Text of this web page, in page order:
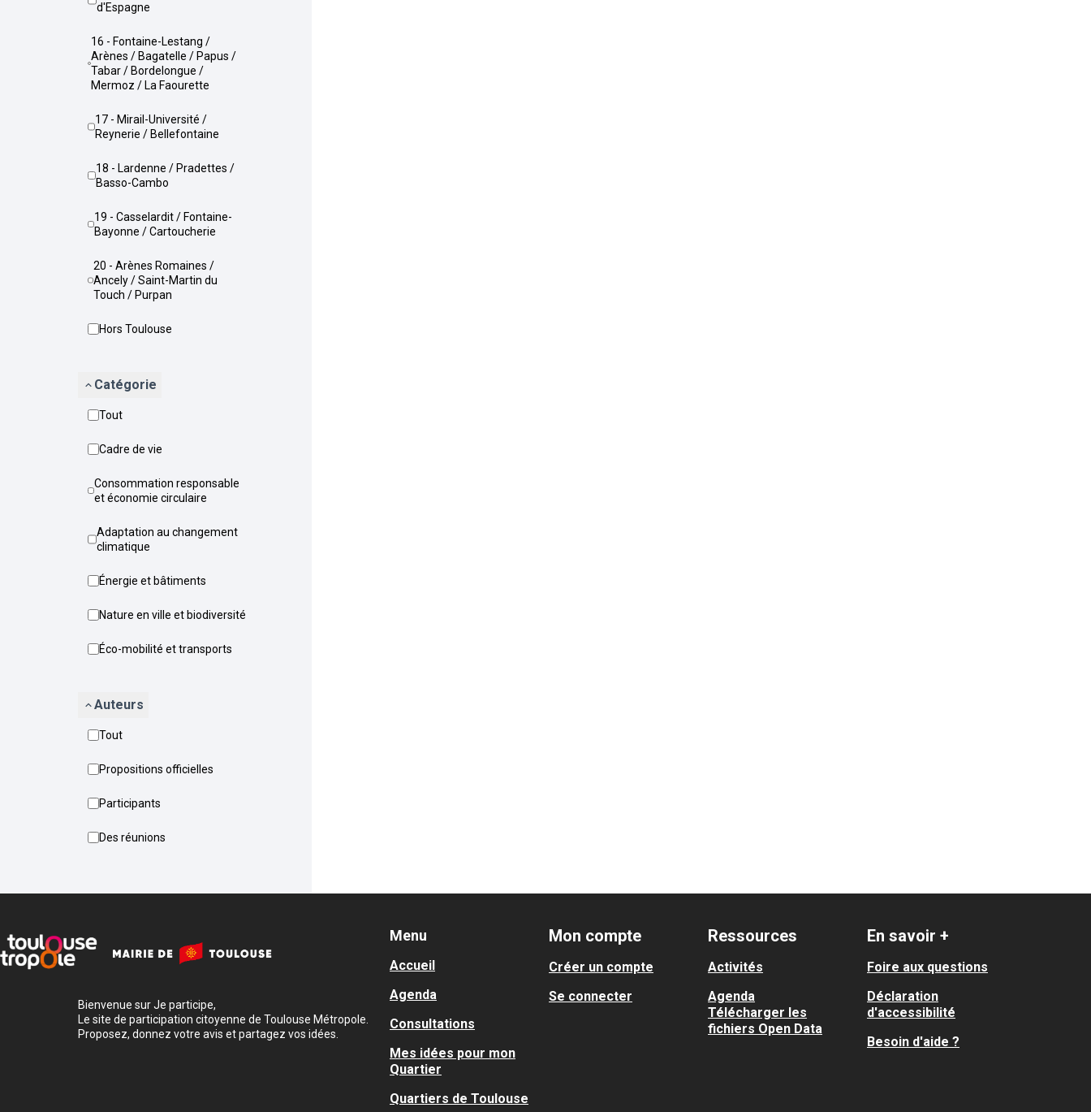
d'Espagne
16 - Fontaine-Lestang /
Arènes / Bagatelle / Papus /
Tabar / Bordelongue /
Mermoz / La Faourette
17 - Mirail-Université /
Reynerie / Bellefontaine
18 - Lardenne / Pradettes /
Basso-Cambo
19 - Casselardit / Fontaine-
Bayonne / Cartoucherie
20 - Arènes Romaines /
Ancely / Saint-Martin du
Touch / Purpan
Hors Toulouse
Catégorie
Tout
Cadre de vie
Consommation responsable
et économie circulaire
Adaptation au changement
climatique
Énergie et bâtiments
Nature en ville et biodiversité
Éco-mobilité et transports
Auteurs
Tout
Propositions officielles
Participants
Des réunions
Bienvenue sur Je participe,
Le site de participation citoyenne de Toulouse Métropole.
Proposez, donnez votre avis et partagez vos idées.
Menu
Accueil
Agenda
Consultations
Mes idées pour mon
Quartier
Quartiers de Toulouse
Mon compte
Créer un compte
Se connecter
Ressources
Activités
Agenda
Télécharger les
fichiers Open Data
En savoir +
Foire aux questions
Déclaration
d'accessibilité
Besoin d'aide ?